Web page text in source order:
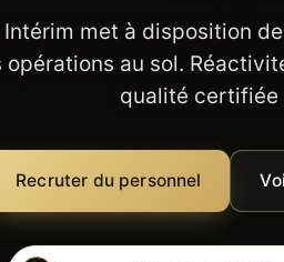
Intérim met à disposition
opérations au sol.
qualité certifiée
Recruter du personnel